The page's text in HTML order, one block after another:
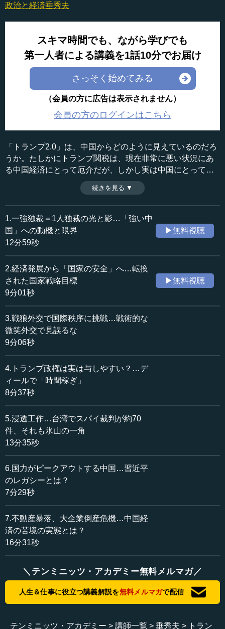
政治と経済垂秀夫
スキマ時間でも、ながら学びでも
第一人者による講義を1話10分でお届け
さっそく始めてみる
（会員の方に広告は表示されません）
会員の方のログインはこちら
「トランプ2.0」は、中国からどのように見えているのだろ
うか。たしかにトランプ関税は、現在非常に悪い状況にあ
る中国経済にとって厄介だが、しかし実は中国にとって
は、ひたすらアメリカ・ファーストで、体制批判や民主
化・人権に口を出さないトランプ政権は、むしろ与しやす
い相手だ。しかも、国際社会における米国の影響力低下も
大きい。中国は「トランプ2.0」を、戦術的安定・短期的安
定と捉え、時間稼ぎをしようと考えている。（全7話中第4
話）
収録日：2025年7月1日
追加日：2025年10月9日
カテゴリー：
国際
中国・韓国・北朝鮮
≪全文≫
●チベットやウイグルの人権問題を取り上げないトラ
私が前回強調したのは、どちらかというとトランプ大統
領の再登場の前の話です。トランプ氏が再登場してからど
うか。実はトランプ氏が再登場しても、このフォーミュラ
どうなるかということになります。
さて、「中国はトランプ大統領にとってラスボスか」。
シミュレーションゲームの最後に出てくるラスボスなの
か、あるいは米中がディールをする可能性や恐れはあるの
かという問題提起をしています。
て、バイデン氏のことを申しますと。バイデン民主党政権
は、岸田文雄総理や菅義偉総理に向けて、よくこのように
言っていました。
る。必ずや民主主義陣営が勝たないといけない」
だから彼ら、当時のアメリカは同盟関係を重視したわけ
です。そして、民主の問題や人権の問題を大事にし、また
体制を大事にしたのです。だから、チベットの人権問題や
ウイグルの人権問題などを、しょっちゅう取り上げていた
わけです。今のトランプ氏は一切取り上げません。
相当多かったと、現場にいた私はそう思いましたが、対応
続きを見る ▼
1.一強独裁＝1人独裁の光と影…「強い中
国」への動機と限界
12分59秒
▶無料視聴
2.経済発展から「国家の安全」へ…転換
された国家戦略目標
9分01秒
▶無料視聴
3.戦狼外交で国際秩序に挑戦…戦術的な
微笑外交で見誤るな
9分06秒
4.トランプ政権は実は与しやすい？…デ
ィールで「時間稼ぎ」
8分37秒
5.浸透工作…台湾でスパイ裁判が約70
件、それも氷山の一角
13分35秒
6.国力がピークアウトする中国…習近平
のレガシーとは？
7分29秒
7.不動産暴落、大企業倒産危機…中国経
済の苦境の実態とは？
16分31秒
＼テンミニッツ・アカデミー無料メルマガ／
人生＆仕事に役立つ講義解説を無料メルマガで配信
テンミニッツ・アカデミー 講師一覧 垂秀夫 トラン